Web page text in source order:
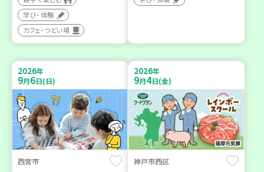
学び・体験
カフェ・つどい場
2026年
9月6日(日)
西宮市
2026年
9月4日(金)
神戸市西区